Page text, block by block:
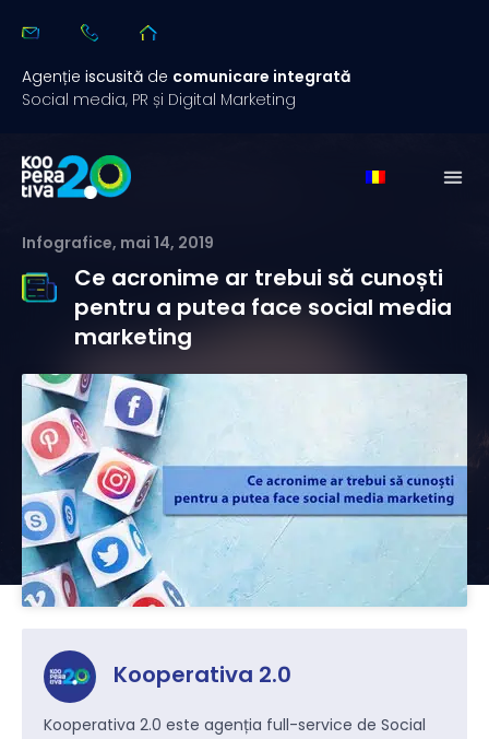
Agenție iscusită de comunicare integrată
Social media, PR și Digital Marketing
Infografice, mai 14, 2019
Ce acronime ar trebui să cunoști
pentru a putea face social media
marketing
Kooperativa 2.0
Kooperativa 2.0 este agenția full-service de Social